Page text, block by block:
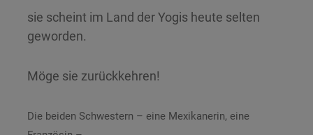
sie scheint im Land der Yogis heute selten
geworden.
Möge sie zurückkehren!
Die beiden Schwestern – eine Mexikanerin, eine